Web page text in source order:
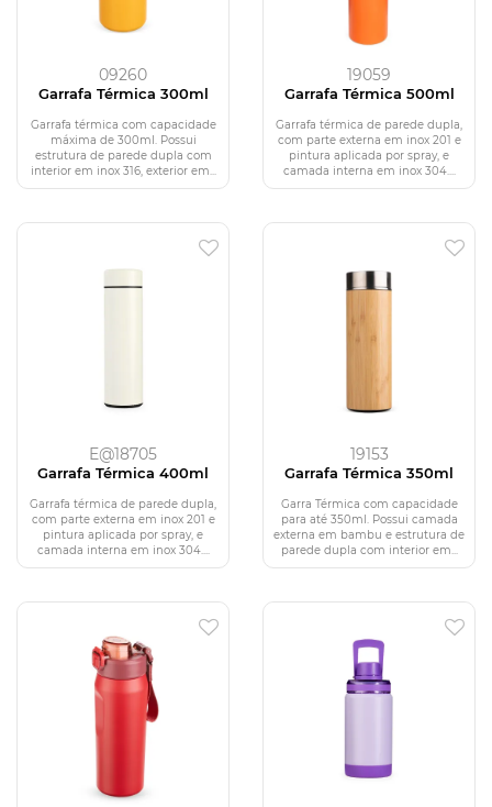
09260
Garrafa Térmica 300ml
Garrafa térmica com capacidade
máxima de 300ml. Possui
estrutura de parede dupla com
interior em inox 316, exterior em...
19059
Garrafa Térmica 500ml
Garrafa térmica de parede dupla,
com parte externa em inox 201 e
pintura aplicada por spray, e
camada interna em inox 304....
E@18705
Garrafa Térmica 400ml
Garrafa térmica de parede dupla,
com parte externa em inox 201 e
pintura aplicada por spray, e
camada interna em inox 304....
19153
Garrafa Térmica 350ml
Garra Térmica com capacidade
para até 350ml. Possui camada
externa em bambu e estrutura de
parede dupla com interior em...